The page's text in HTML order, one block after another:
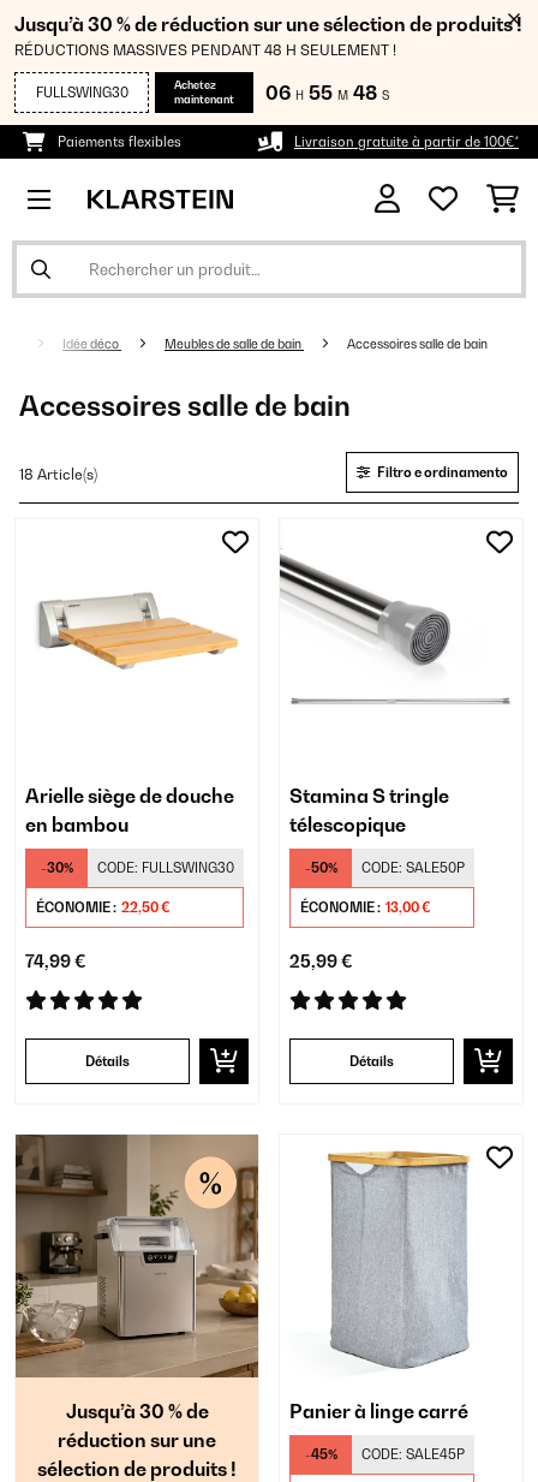
Jusqu’à 30 % de réduction sur une sélection de produits !
RÉDUCTIONS MASSIVES PENDANT 48 H SEULEMENT !
FULLSWING30
Achetez
maintenant
06 H 55 M 48 S
Paiements flexibles Livraison gratuite à partir de 100€*
Idée déco Meubles de salle de bain Accessoires salle de bain
Accessoires salle de bain
18 Article(s) Filtro e ordinamento
Arielle siège de douche
en bambou
-30% CODE: FULLSWING30
ÉCONOMIE : 22,50 €
74,99 €
Détails
Stamina S tringle
télescopique
-50% CODE: SALE50P
ÉCONOMIE : 13,00 €
25,99 €
Détails
Jusqu’à 30 % de
réduction sur une
sélection de produits !
Panier à linge carré
-45% CODE: SALE45P